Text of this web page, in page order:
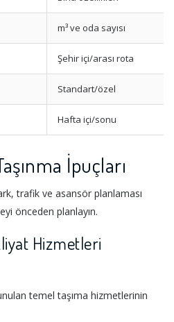
m³ ve oda sayısı
Şehir içi/arası rota
Standart/özel
Hafta içi/sonu
İpuçları
trafik ve asansör planlaması
önceden planlayın.
Hizmetleri
temel taşıma hizmetlerinin